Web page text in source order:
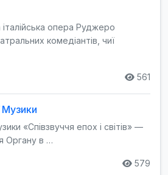
опера Руджеро
комедіантів, чиї
561
Музики
«Співзвуччя епох і світів» —
Органу в …
579